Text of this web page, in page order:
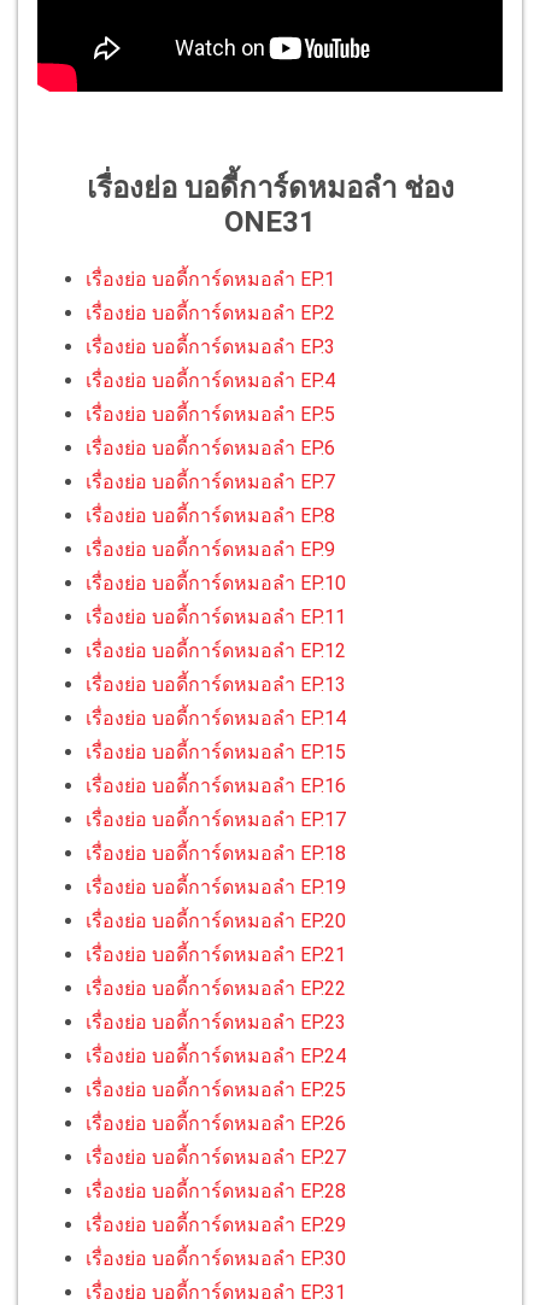
เรื่องย่อ บอดี้การ์ดหมอลำ ช่อง
ONE31
เรื่องย่อ บอดี้การ์ดหมอลำ EP.1
เรื่องย่อ บอดี้การ์ดหมอลำ EP.2
เรื่องย่อ บอดี้การ์ดหมอลำ EP.3
เรื่องย่อ บอดี้การ์ดหมอลำ EP.4
เรื่องย่อ บอดี้การ์ดหมอลำ EP.5
เรื่องย่อ บอดี้การ์ดหมอลำ EP.6
เรื่องย่อ บอดี้การ์ดหมอลำ EP.7
เรื่องย่อ บอดี้การ์ดหมอลำ EP.8
เรื่องย่อ บอดี้การ์ดหมอลำ EP.9
เรื่องย่อ บอดี้การ์ดหมอลำ EP.10
เรื่องย่อ บอดี้การ์ดหมอลำ EP.11
เรื่องย่อ บอดี้การ์ดหมอลำ EP.12
เรื่องย่อ บอดี้การ์ดหมอลำ EP.13
เรื่องย่อ บอดี้การ์ดหมอลำ EP.14
เรื่องย่อ บอดี้การ์ดหมอลำ EP.15
เรื่องย่อ บอดี้การ์ดหมอลำ EP.16
เรื่องย่อ บอดี้การ์ดหมอลำ EP.17
เรื่องย่อ บอดี้การ์ดหมอลำ EP.18
เรื่องย่อ บอดี้การ์ดหมอลำ EP.19
เรื่องย่อ บอดี้การ์ดหมอลำ EP.20
เรื่องย่อ บอดี้การ์ดหมอลำ EP.21
เรื่องย่อ บอดี้การ์ดหมอลำ EP.22
เรื่องย่อ บอดี้การ์ดหมอลำ EP.23
เรื่องย่อ บอดี้การ์ดหมอลำ EP.24
เรื่องย่อ บอดี้การ์ดหมอลำ EP.25
เรื่องย่อ บอดี้การ์ดหมอลำ EP.26
เรื่องย่อ บอดี้การ์ดหมอลำ EP.27
เรื่องย่อ บอดี้การ์ดหมอลำ EP.28
เรื่องย่อ บอดี้การ์ดหมอลำ EP.29
เรื่องย่อ บอดี้การ์ดหมอลำ EP.30
เรื่องย่อ บอดี้การ์ดหมอลำ EP.31